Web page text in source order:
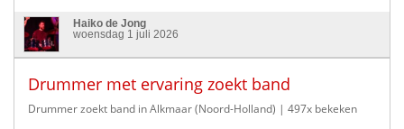
Haiko de Jong
woensdag 1 juli 2026
Drummer met ervaring zoekt band
Drummer zoekt band in Alkmaar (Noord-Holland) | 497x bekeken